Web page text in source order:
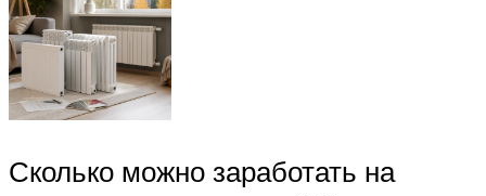
Сколько можно заработать на